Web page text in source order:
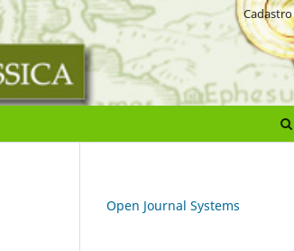
Cadastro
Open Journal Systems